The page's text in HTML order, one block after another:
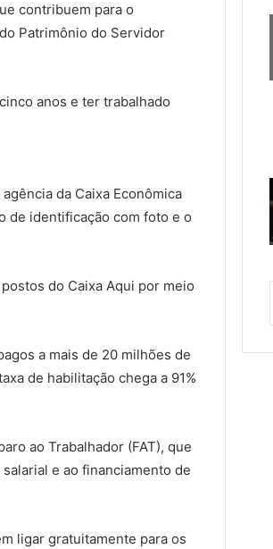
contribuem para o
Patrimônio do Servidor
anos e ter trabalhado
da Caixa Econômica
de identificação com foto e o
do Caixa Aqui por meio
a mais de 20 milhões de
de habilitação chega a 91%
ao Trabalhador (FAT), que
e ao financiamento de
ligar gratuitamente para os